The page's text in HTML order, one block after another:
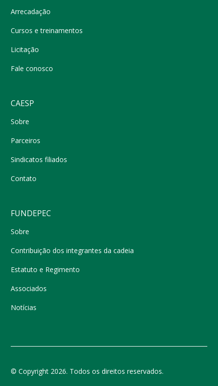
Arrecadação
Cursos e treinamentos
Licitação
Fale conosco
CAESP
Sobre
Parceiros
Sindicatos filiados
Contato
FUNDEPEC
Sobre
Contribuição dos integrantes da cadeia
Estatuto e Regimento
Associados
Notícias
© Copyright 2026. Todos os direitos reservados.